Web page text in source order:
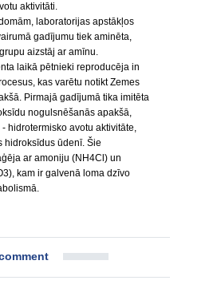
aktivitāti.
laboratorijas apstākļos
gadījumu tiek aminēta,
aizstāj ar amīnu.
laikā pētnieki reproducēja in
kas varētu notikt Zemes
Pirmajā gadījumā tika imitēta
nogulsnēšanās apakšā,
hidrotermisko avotu aktivitāte,
hidroksīdus ūdenī. Šie
ar amoniju (NH4Cl) un
kam ir galvenā loma dzīvo